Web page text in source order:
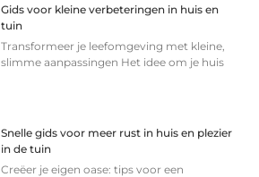
Gids voor kleine verbeteringen in huis en
tuin
Transformeer je leefomgeving met kleine,
slimme aanpassingen Het idee om je huis
Snelle gids voor meer rust in huis en plezier
in de tuin
Creëer je eigen oase: tips voor een